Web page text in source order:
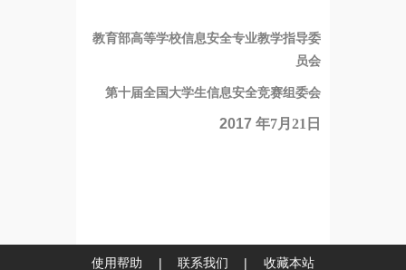
教育部高等学校信息安全专业教学指导委
员会
第十届全国大学生信息安全竞赛组委会
2017年7月21 日
使用帮助 | 联系我们 | 收藏本站